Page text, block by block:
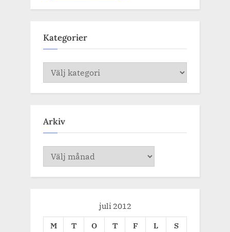
Kategorier
Kategorier
Arkiv
Arkiv
juli 2012
M
T O T F L
S